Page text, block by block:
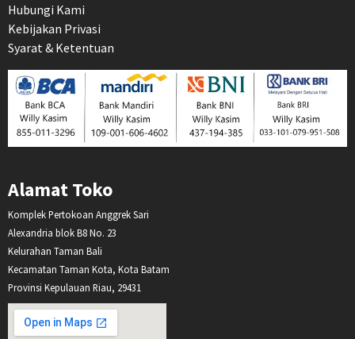
Hubungi Kami
Kebijakan Privasi
Syarat & Ketentuan
Alamat Toko
Komplek Pertokoan Anggrek Sari
Alexandria blok B8 No. 23
Kelurahan Taman Bali
Kecamatan Taman Kota, Kota Batam
Provinsi Kepulauan Riau, 29431